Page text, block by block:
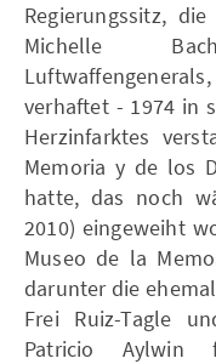
Regierungssitz,
Michelle
verhaftet - 1974 in
Herzinfarktes
Memoria y de los
hatte, das noch
2010) eingeweiht
Museo de la
darunter die
Frei Ruiz-Tagle
Patricio Aylwin